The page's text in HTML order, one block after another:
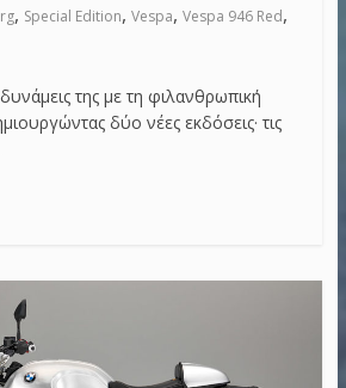
, Special Edition, Vespa, Vespa 946 Red,
της με τη φιλανθρωπική
δύο νέες εκδόσεις· τις